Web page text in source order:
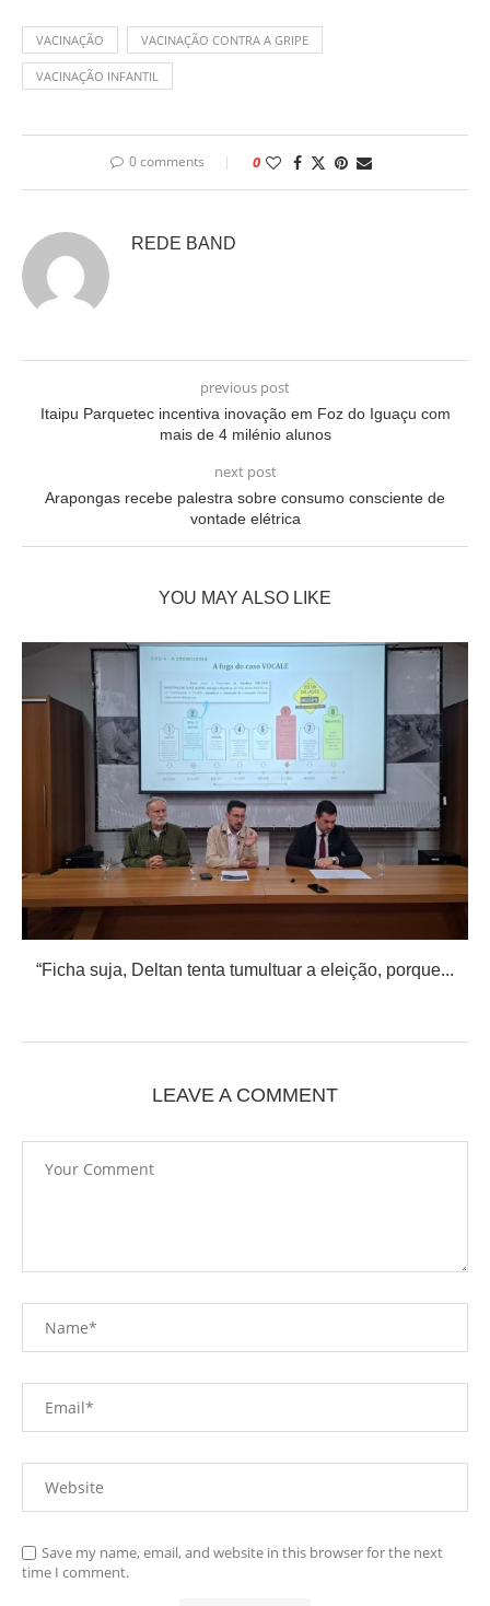
VACINAÇÃO VACINAÇÃO CONTRA A GRIPE
VACINAÇÃO INFANTIL
0 comments 0
REDE BAND
previous post
Itaipu Parquetec incentiva inovação em Foz do Iguaçu com
mais de 4 milénio alunos
next post
Arapongas recebe palestra sobre consumo consciente de
vontade elétrica
YOU MAY ALSO LIKE
“Ficha suja, Deltan tenta tumultuar a eleição, porque...
LEAVE A COMMENT
Save my name, email, and website in this browser for the next
time I comment.